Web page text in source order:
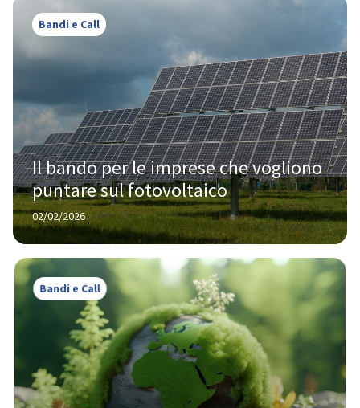
Bandi e Call
Il bando per le imprese che vogliono
puntare sul fotovoltaico
02/02/2026
Bandi e Call